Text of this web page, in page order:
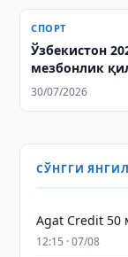
СПОРТ
Ўзбекистон
мезбонлик
30/07/2026
СЎНГГИ
Agat Credit 50
12:15 · 07/08